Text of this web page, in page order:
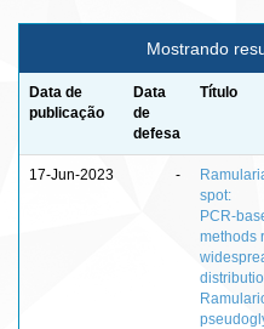
Mostrando
Data de
publicação
Data
de
defesa
Título
17-Jun-2023 -
spot:
methods